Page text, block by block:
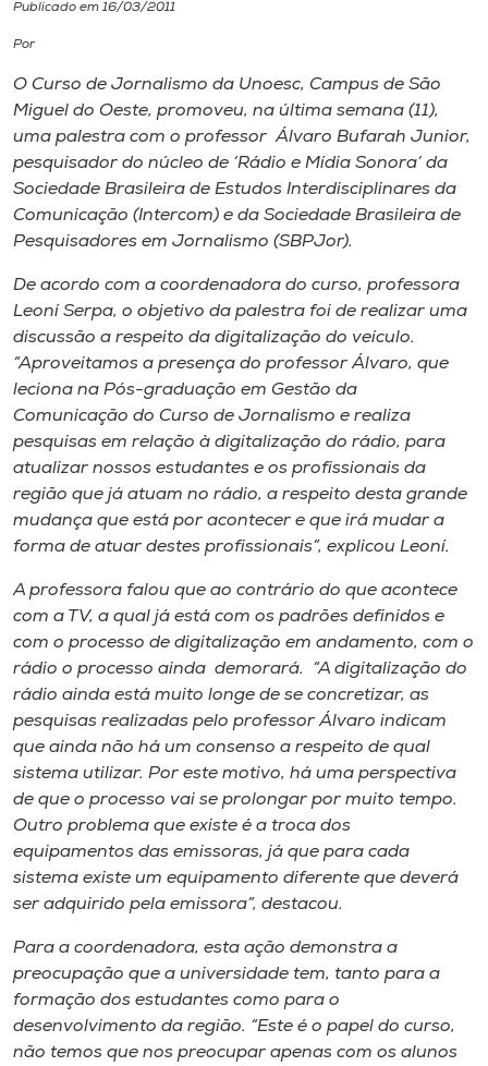
Cultura
CPA
Biblioteca
Editora
Rádio
Museu
Unoesc
Store
A+
A-
Publicado em 16/03/2011
Por
O Curso de Jornalismo da Unoesc, Campus de São
Miguel do Oeste, promoveu, na última semana (11),
uma palestra com o professor Álvaro Bufarah Junior,
pesquisador do núcleo de ‘Rádio e Mídia Sonora’ da
Sociedade Brasileira de Estudos Interdisciplinares da
Comunicação (Intercom) e da Sociedade Brasileira de
Pesquisadores em Jornalismo (SBPJor).
De acordo com a coordenadora do curso, professora
Leoní Serpa, o objetivo da palestra foi de realizar uma
discussão a respeito da digitalização do veículo.
“Aproveitamos a presença do professor Álvaro, que
leciona na Pós-graduação em Gestão da
Comunicação do Curso de Jornalismo e realiza
pesquisas em relação à digitalização do rádio, para
atualizar nossos estudantes e os profissionais da
região que já atuam no rádio, a respeito desta grande
mudança que está por acontecer e que irá mudar a
forma de atuar destes profissionais”, explicou Leoní.
A professora falou que ao contrário do que acontece
com a TV, a qual já está com os padrões definidos e
com o processo de digitalização em andamento, com o
rádio o processo ainda demorará. “A digitalização do
rádio ainda está muito longe de se concretizar, as
pesquisas realizadas pelo professor Álvaro indicam
que ainda não há um consenso a respeito de qual
sistema utilizar. Por este motivo, há uma perspectiva
de que o processo vai se prolongar por muito tempo.
Outro problema que existe é a troca dos
equipamentos das emissoras, já que para cada
sistema existe um equipamento diferente que deverá
ser adquirido pela emissora”, destacou.
Para a coordenadora, esta ação demonstra a
preocupação que a universidade tem, tanto para a
formação dos estudantes como para o
desenvolvimento da região. “Este é o papel do curso,
não temos que nos preocupar apenas com os alunos